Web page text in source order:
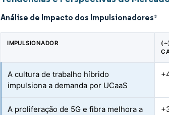
Análise de Impacto dos Impulsionadores*
IMPULSIONADOR
A cultura de trabalho híbrido
impulsiona a demanda por UCaaS
A proliferação de 5G e fibra melhora a